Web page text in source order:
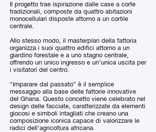
Il progetto trae ispirazione dalle case a corte
tradizionali, composte da quattro abitazioni
monocellulari disposte attorno a un cortile
centrale.
Allo stesso modo, il masterplan della fattoria
organizza i suoi quattro edifici attorno a un
giardino forestale e a uno stagno centrale,
offrendo un unico ingresso e un’unica uscita per
i visitatori del centro.
“Imparare dal passato” è il semplice
messaggio alla base delle fattorie innovative
del Ghana. Questo concetto viene celebrato nel
design delle facciate, caratterizzate da elementi
giocosi e simboli intagliati che creano una
composizione iconica capace di valorizzare le
radici dell’agricoltura africana.